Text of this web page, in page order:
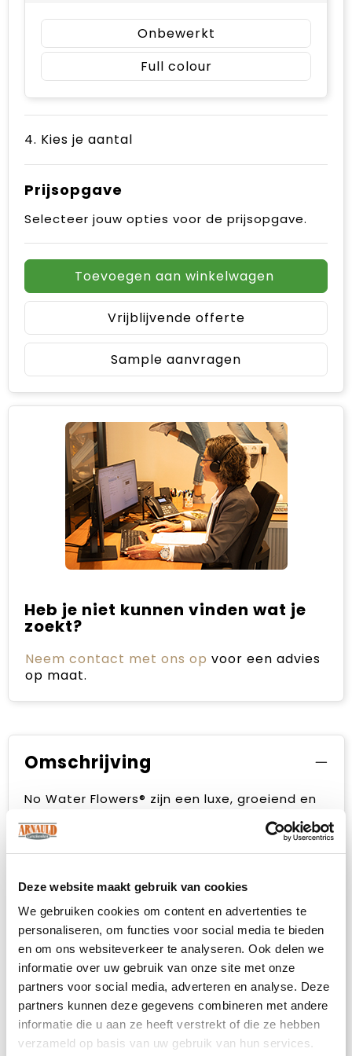
Deze website maakt gebruik van cookies
We gebruiken cookies om content en advertenties te
personaliseren, om functies voor social media te bieden
en om ons websiteverkeer te analyseren. Ook delen we
informatie over uw gebruik van onze site met onze
partners voor social media, adverteren en analyse. Deze
partners kunnen deze gegevens combineren met andere
informatie die u aan ze heeft verstrekt of die ze hebben
verzameld op basis van uw gebruik van hun services.
Onbewerkt
Full colour
4. Kies je aantal
Prijsopgave
Selecteer jouw opties voor de prijsopgave.
Toevoegen aan winkelwagen
Vrijblijvende offerte
Sample aanvragen
Heb je niet kunnen vinden wat je
zoekt?
Neem contact met ons op voor een advies
op maat.
Omschrijving
No Water Flowers® zijn een luxe, groeiend en
Flowers® staan bekend om de unieke
amaryllisbollen hebben genoeg energie
om zonder water te groeien en te bloeien.
Authentieke No Water Flowers® geven vrij
korte bloemstelen, vallen niet om en bloeien
gegarandeerd. Iedere No Water Flowers®
wordt zorgvuldig schoongemaakt en tot in
perfectie gewaxt. Dit geeft de bloembol een
eigentijdse en modieuze uitstraling.
Met het plaatsen van jouw logo of slogan op
de No Water Flowers® zul je bij vele relaties